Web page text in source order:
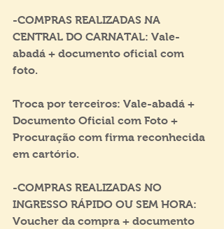
-COMPRAS REALIZADAS NA
CENTRAL DO CARNATAL: Vale-
abadá + documento oficial com
foto.
Troca por terceiros: Vale-abadá +
Documento Oficial com Foto +
Procuração com firma reconhecida
em cartório.
-COMPRAS REALIZADAS NO
INGRESSO RÁPIDO OU SEM HORA:
Voucher da compra + documento